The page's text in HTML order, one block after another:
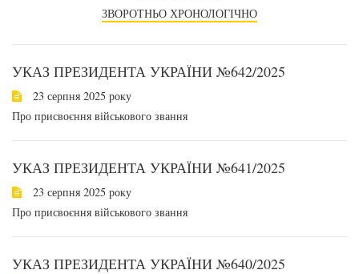
ЗВОРОТНЬО ХРОНОЛОГІЧНО
УКАЗ ПРЕЗИДЕНТА УКРАЇНИ №642/2025
23 серпня 2025 року
Про присвоєння військового звання
УКАЗ ПРЕЗИДЕНТА УКРАЇНИ №641/2025
23 серпня 2025 року
Про присвоєння військового звання
УКАЗ ПРЕЗИДЕНТА УКРАЇНИ №640/2025